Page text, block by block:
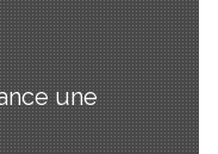
une